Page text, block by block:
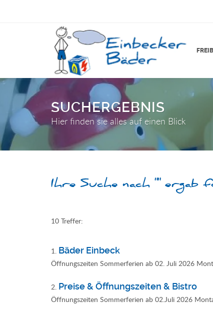
SUCHERGEBNIS
Hier finden sie alles auf einen Blick
Ihre Suche nach ""ergab
10 Treffer:
1. Bäder Einbeck
Öffnungszeiten Sommerferien ab 02. Juli 2026
2. Preise & Öffnungszeiten & Bistro
Öffnungszeiten Sommerferien ab 02.Juli 2026